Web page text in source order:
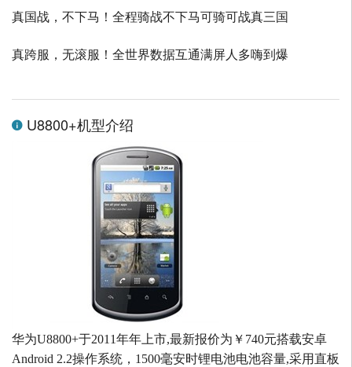
真国战，不下马！全程骑战不下马可骑可战真三国
真跨服，无滚服！全世界数据互通满屏人多嗨到爆
U8800+机型介绍
华为U8800+于2011年年上市,最新报价为￥740元搭载安卓
Android 2.2操作系统，1500毫安时锂电池电池容量,采用直板